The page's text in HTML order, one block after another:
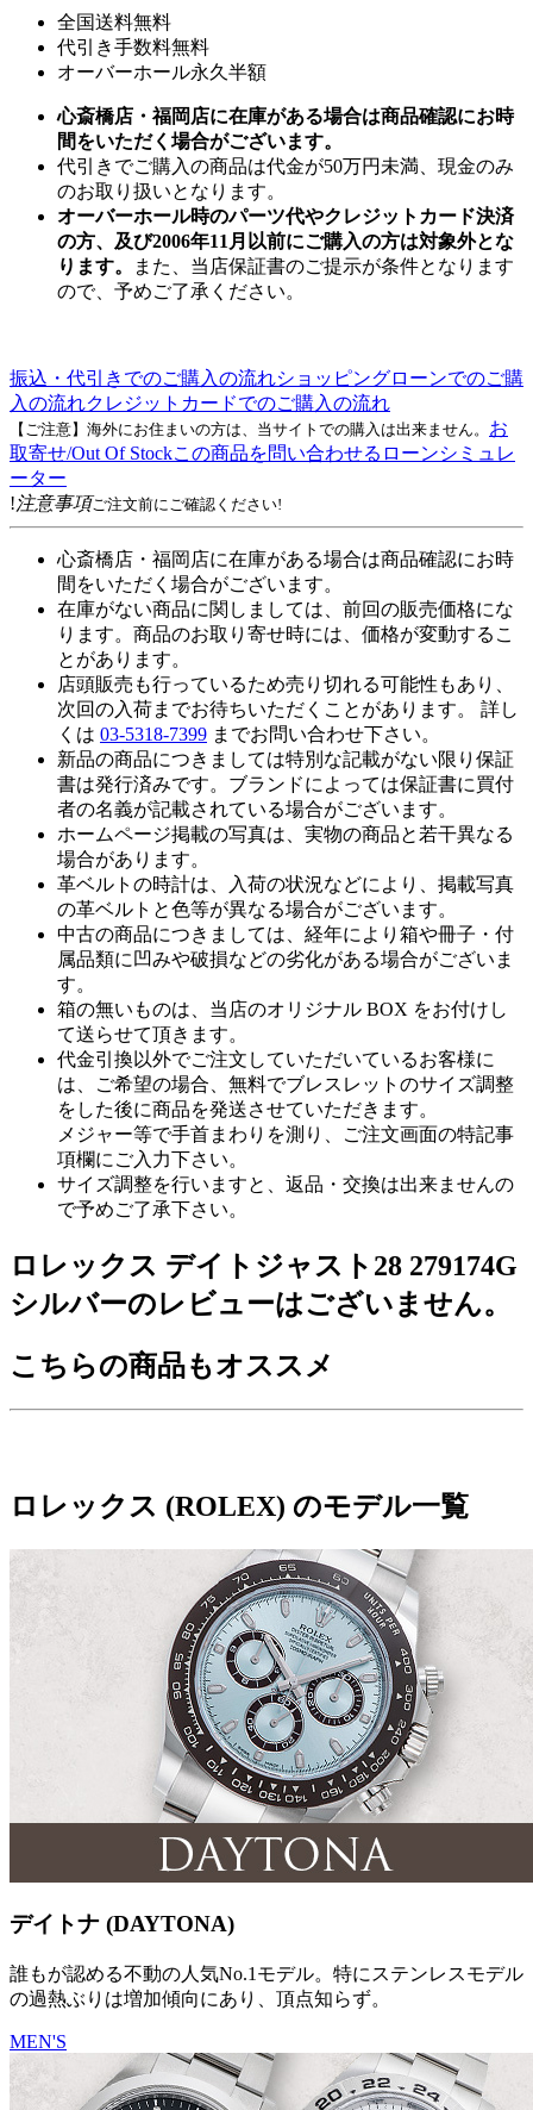
全国送料無料
代引き手数料無料
オーバーホール永久半額
心斎橋店・福岡店に在庫がある場合は商品確認にお時
間をいただく場合がございます。
代引きでご購入の商品は代金が50万円未満、現金のみ
のお取り扱いとなります。
オーバーホール時のパーツ代やクレジットカード決済
の方、及び2006年11月以前にご購入の方は対象外とな
ります。
また、当店保証書のご提示が条件となります
ので、予めご了承ください。
振込・代引きでのご購入の流れショッピングローンでのご購
入の流れクレジットカードでのご購入の流れ
【ご注意】海外にお住まいの方は、当サイトでの購入は出来ません。 お
取寄せ/Out Of Stockこの商品を問い合わせる ローンシミュレ
ーター
!注意事項ご注文前にご確認ください!
心斎橋店・福岡店に在庫がある場合は商品確認にお時
間をいただく場合がございます。
在庫がない商品に関しましては、前回の販売価格にな
ります。商品のお取り寄せ時には、価格が変動するこ
とがあります。
店頭販売も行っているため売り切れる可能性もあり、
次回の入荷までお待ちいただくことがあります。 詳し
くは 03-5318-7399 までお問い合わせ下さい。
新品の商品につきましては特別な記載がない限り保証
書は発行済みです。ブランドによっては保証書に買付
者の名義が記載されている場合がございます。
ホームページ掲載の写真は、実物の商品と若干異なる
場合があります。
革ベルトの時計は、入荷の状況などにより、掲載写真
の革ベルトと色等が異なる場合がございます。
中古の商品につきましては、経年により箱や冊子・付
属品類に凹みや破損などの劣化がある場合がございま
す。
箱の無いものは、当店のオリジナル BOX をお付けし
て送らせて頂きます。
代金引換以外でご注文していただいているお客様に
は、ご希望の場合、無料でブレスレットのサイズ調整
をした後に商品を発送させていただきます。
メジャー等で手首まわりを測り、ご注文画面の特記事
項欄にご入力下さい。
サイズ調整を行いますと、返品・交換は出来ませんの
で予めご了承下さい。
ロレックス デイトジャスト28 279174G
シルバーのレビューはございません。
こちらの商品もオススメ
ロレックス (ROLEX) のモデル一覧
デイトナ (DAYTONA)
誰もが認める不動の人気No.1モデル。特にステンレスモデル
の過熱ぶりは増加傾向にあり、頂点知らず。
MEN'S